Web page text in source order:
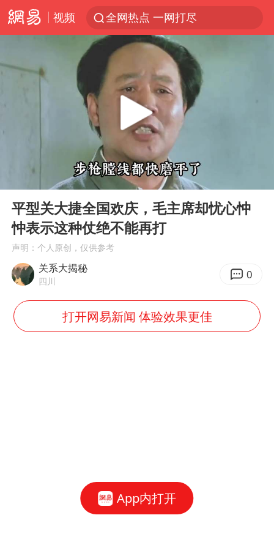
视频 全网热点 一网打尽
Play
00:00
平型关大捷全国欢庆，毛主席却忧心忡
忡表示这种仗绝不能再打
声明：个人原创，仅供参考
关系大揭秘
四川 0
打开网易新闻 体验效果更佳
App内打开